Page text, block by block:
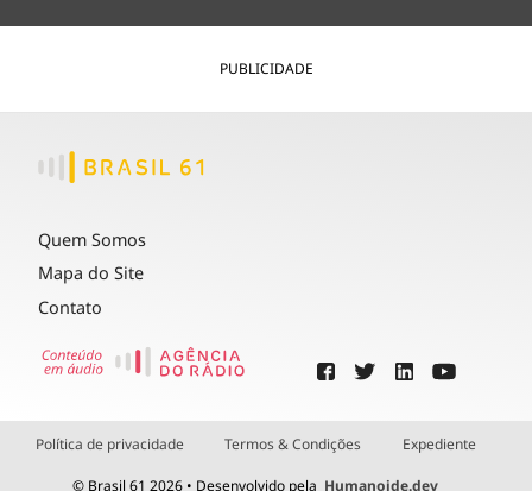
PUBLICIDADE
Quem Somos
Mapa do Site
Contato
Política de privacidade Termos & Condições Expediente
© Brasil 61 2026 • Desenvolvido pela Humanoide.dev